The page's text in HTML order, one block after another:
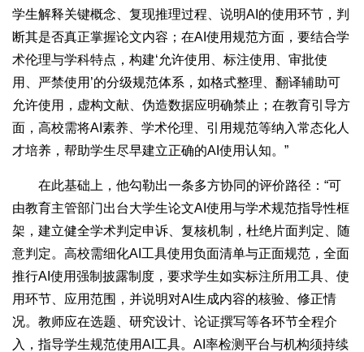
学生解释关键概念、复现推理过程、说明AI的使用环节，判
断其是否真正掌握论文内容；在AI使用规范方面，要结合学
术伦理与学科特点，构建‘允许使用、标注使用、审批使
用、严禁使用’的分级规范体系，如格式整理、翻译辅助可
允许使用，虚构文献、伪造数据应明确禁止；在教育引导方
面，高校需将AI素养、学术伦理、引用规范等纳入常态化人
才培养，帮助学生尽早建立正确的AI使用认知。”
在此基础上，他勾勒出一条多方协同的评价路径：“可
由教育主管部门出台大学生论文AI使用与学术规范指导性框
架，建立健全学术判定申诉、复核机制，杜绝片面判定、随
意判定。高校需细化AI工具使用负面清单与正面规范，全面
推行AI使用强制披露制度，要求学生如实标注所用工具、使
用环节、应用范围，并说明对AI生成内容的核验、修正情
况。教师应在选题、研究设计、论证撰写等各环节全程介
入，指导学生规范使用AI工具。AI率检测平台与机构须持续